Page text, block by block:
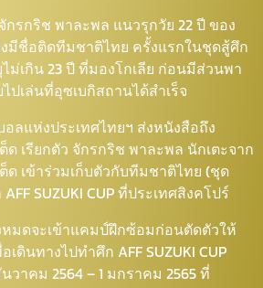
รกริช พาละพล แนวรุกวัย 22 ปี ของ
มีชื่อติดทีมชาติไทย ครั้งแรกในชุดสู้ศึก
ม่เกิน 23 ปี ที่มองโกเลีย ก่อนมีส่วนพา
ปเล่นที่อุซเบกิสถานได้สำเร็จ
ลแห่งประเทศไทยฯ ส่งหนังสือถึง
เรียกตัว จักรกริช พาละพล นักเตะจาก
ด เข้าร่วมเก็บตัวกับทีมชาติไทย (ชุด
SUZUKI CUP ที่ประเทศสิงคโปร์
มดจะเข้าแคมป์ฝึกซ้อมก่อนตัดตัวให้
ดินทางไปทำศึก AFF SUZUKI CUP
วาคม 2564 – 1 มกราคม 2565 ที่